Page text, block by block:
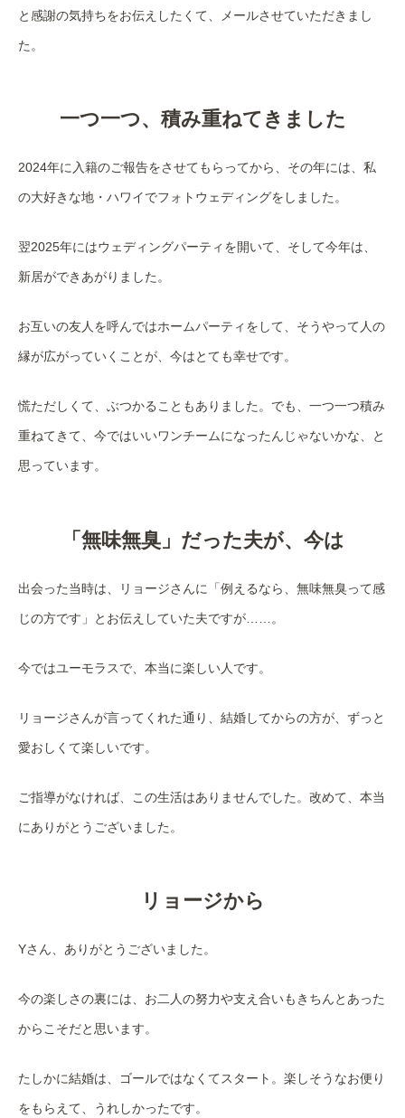
と感謝の気持ちをお伝えしたくて、メールさせていただきまし
た。
一つ一つ、積み重ねてきました
2024年に入籍のご報告をさせてもらってから、その年には、私
の大好きな地・ハワイでフォトウェディングをしました。
翌2025年にはウェディングパーティを開いて、そして今年は、
新居ができあがりました。
お互いの友人を呼んではホームパーティをして、そうやって人の
縁が広がっていくことが、今はとても幸せです。
慌ただしくて、ぶつかることもありました。でも、一つ一つ積み
重ねてきて、今ではいいワンチームになったんじゃないかな、と
思っています。
「無味無臭」だった夫が、今は
出会った当時は、リョージさんに「例えるなら、無味無臭って感
じの方です」とお伝えしていた夫ですが……。
今ではユーモラスで、本当に楽しい人です。
リョージさんが言ってくれた通り、結婚してからの方が、ずっと
愛おしくて楽しいです。
ご指導がなければ、この生活はありませんでした。改めて、本当
にありがとうございました。
リョージから
Yさん、ありがとうございました。
今の楽しさの裏には、お二人の努力や支え合いもきちんとあった
からこそだと思います。
たしかに結婚は、ゴールではなくてスタート。楽しそうなお便り
をもらえて、うれしかったです。